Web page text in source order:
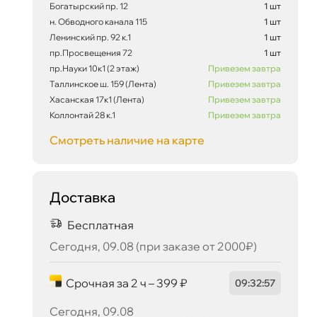
Богатырский пр. 12
1 шт
н. Обводного канала 115
1 шт
Ленинский пр. 92 к.1
1 шт
пр.Просвещения 72
1 шт
пр.Науки 10к1 (2 этаж)
Привезем завтра
Таллинское ш. 159 (Лента)
Привезем завтра
Хасанская 17к1 (Лента)
Привезем завтра
Коллонтай 28 к.1
Привезем завтра
Смотреть наличие на карте
Доставка
Бесплатная
Сегодня, 09.08 (при заказе от 2000₽)
Срочная за 2 ч – 399 ₽ 09:32:56
Сегодня, 09.08
1 097 ₽
Сегодня, 09.08